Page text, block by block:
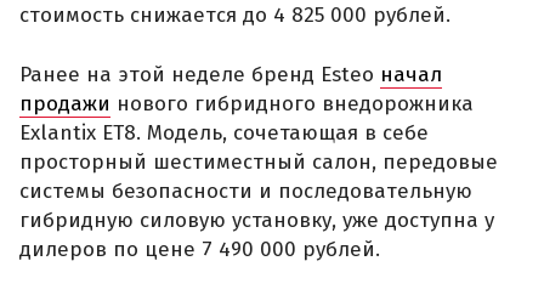
стоимость снижается до 4 825 000 рублей.
Ранее на этой неделе бренд Esteo начал
продажи нового гибридного внедорожника
Exlantix ET8. Модель, сочетающая в себе
просторный шестиместный салон, передовые
системы безопасности и последовательную
гибридную силовую установку, уже доступна у
дилеров по цене 7 490 000 рублей.